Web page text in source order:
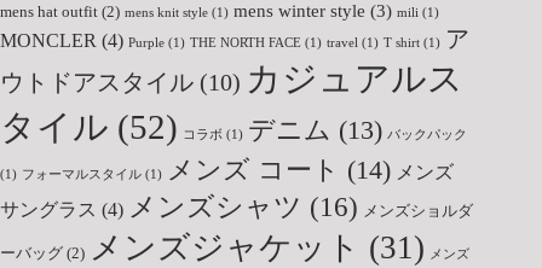
mens hat outfit (2) mens knit style (1) mens winter style (3) mili (1)
MONCLER (4) Purple (1) THE NORTH FACE (1) travel (1) T shirt (1) ア
ウトドアスタイル (10) カジュアルス
タイル (52) コラボ (1) デニム (13) バックパック
(1) フォーマルスタイル (1) メンズ コート (14) メンズ
サングラス (4) メンズシャツ (16) メンズショルダ
ーバッグ (2) メンズジャケット (31) メンズ